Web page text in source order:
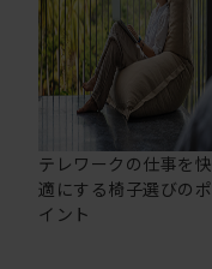
テレワークの仕事を快
適にする椅子選びのポ
イント